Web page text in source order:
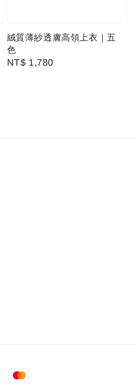
絨質薄紗透膚高領上衣｜五
色
Regular
NT$ 1,780